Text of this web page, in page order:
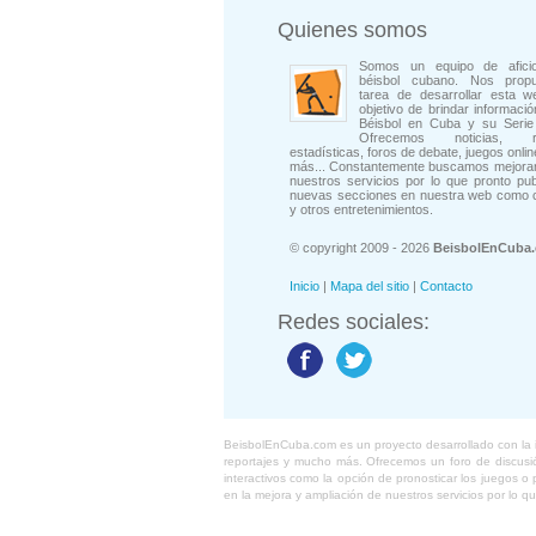
Quienes somos
Somos un equipo de
béisbol cubano. Nos
tarea de desarrollar esta
objetivo de brindar
Béisbol en Cuba y su Serie
Ofrecemos noticias,
estadísticas, foros de debate, juegos
más... Constantemente buscamos
nuestros servicios por lo que pronto
nuevas secciones en nuestra web como
y otros entretenimientos.
© copyright 2009 - 2026
Inicio | Mapa del sitio | Contacto
Redes sociales:
BeisbolEnCuba.com es un proyecto desarrollado con
reportajes y mucho más. Ofrecemos un foro de
interactivos como la opción de pronosticar los juegos
en la mejora y ampliación de nuestros servicios por lo